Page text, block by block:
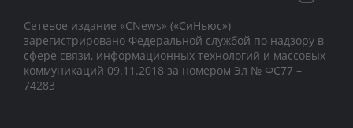
Сетевое издание «CNews» («СиНьюс»)
зарегистрировано Федеральной службой по надзору в
сфере связи, информационных технологий и массовых
коммуникаций 09.11.2018 за номером Эл № ФС77 –
74283